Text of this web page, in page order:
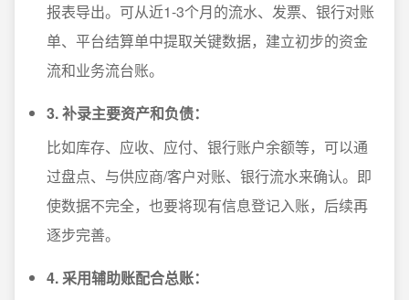
报表导出。可从近1-3个月的流水、发票、银行对账
单、平台结算单中提取关键数据，建立初步的资金
流和业务流台账。
3. 补录主要资产和负债：
比如库存、应收、应付、银行账户余额等，可以通
过盘点、与供应商/客户对账、银行流水来确认。即
使数据不完全，也要将现有信息登记入账，后续再
逐步完善。
4. 采用辅助账配合总账：